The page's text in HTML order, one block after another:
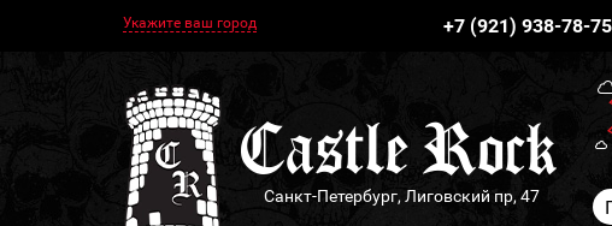
Укажите ваш город +7 (921) 938-78-75
Санкт-Петербург, Лиговский пр, 47